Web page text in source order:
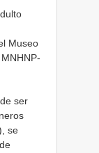
Museo
MNHNP-
ser
se